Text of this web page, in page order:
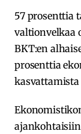
57 prosenttia
valtionvelkaa
BKT:en
prosenttia